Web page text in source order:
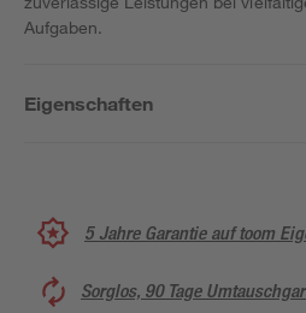
Aufgaben.
Eigenschaften
5 Jahre Garantie auf toom
Sorglos, 90 Tage